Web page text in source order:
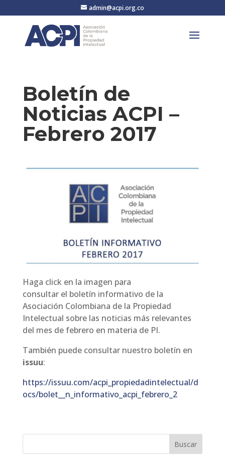
admin@acpi.org.co
Boletín de
Noticias ACPI –
Febrero 2017
Haga click en la imagen para
consultar el boletín informativo de la
Asociación Colombiana de la Propiedad
Intelectual sobre las noticias más relevantes
del mes de febrero en materia de PI.
También puede consultar nuestro boletín en
issuu:
https://issuu.com/acpi_propiedadintelectual/d
ocs/bolet__n_informativo_acpi_febrero_2